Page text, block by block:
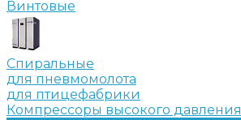
Винтовые
Спиральные
для пневмомолота
для птицефабрики
Компрессоры высокого давления